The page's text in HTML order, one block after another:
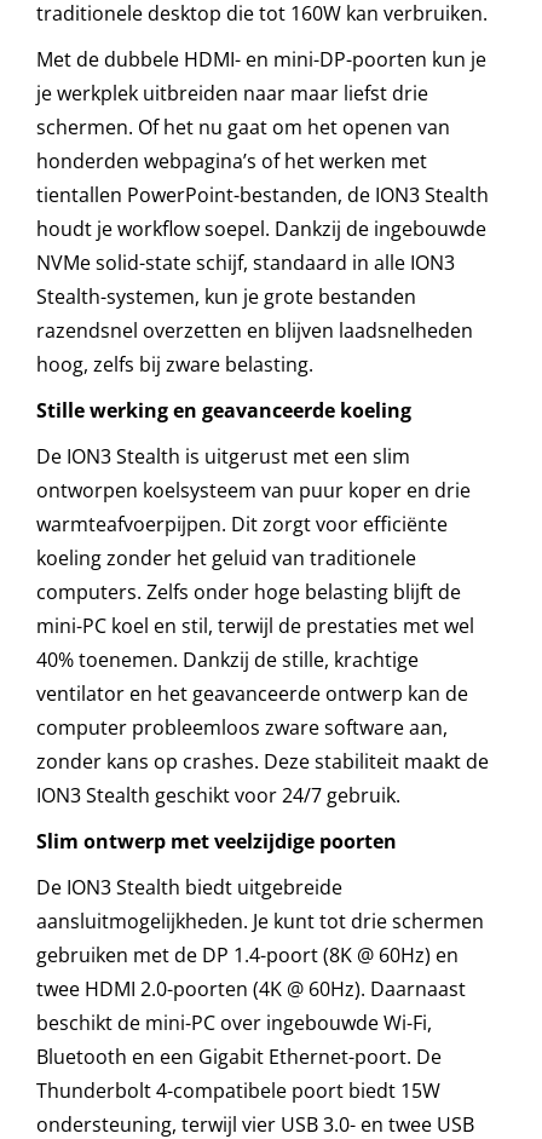
traditionele desktop die tot 160W kan verbruiken.
Met de dubbele HDMI- en mini-DP-poorten kun je
je werkplek uitbreiden naar maar liefst drie
schermen. Of het nu gaat om het openen van
honderden webpagina’s of het werken met
tientallen PowerPoint-bestanden, de ION3 Stealth
houdt je workflow soepel. Dankzij de ingebouwde
NVMe solid-state schijf, standaard in alle ION3
Stealth-systemen, kun je grote bestanden
razendsnel overzetten en blijven laadsnelheden
hoog, zelfs bij zware belasting.
Stille werking en geavanceerde koeling
De ION3 Stealth is uitgerust met een slim
ontworpen koelsysteem van puur koper en drie
warmteafvoerpijpen. Dit zorgt voor efficiënte
koeling zonder het geluid van traditionele
computers. Zelfs onder hoge belasting blijft de
mini-PC koel en stil, terwijl de prestaties met wel
40% toenemen. Dankzij de stille, krachtige
ventilator en het geavanceerde ontwerp kan de
computer probleemloos zware software aan,
zonder kans op crashes. Deze stabiliteit maakt de
ION3 Stealth geschikt voor 24/7 gebruik.
Slim ontwerp met veelzijdige poorten
De ION3 Stealth biedt uitgebreide
aansluitmogelijkheden. Je kunt tot drie schermen
gebruiken met de DP 1.4-poort (8K @ 60Hz) en
twee HDMI 2.0-poorten (4K @ 60Hz). Daarnaast
beschikt de mini-PC over ingebouwde Wi-Fi,
Bluetooth en een Gigabit Ethernet-poort. De
Thunderbolt 4-compatibele poort biedt 15W
ondersteuning, terwijl vier USB 3.0- en twee USB